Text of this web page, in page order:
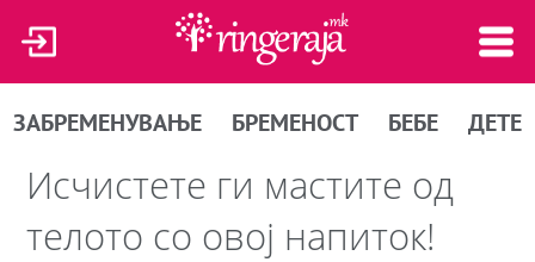
ЗАБРЕМЕНУВАЊЕ БРЕМЕНОСТ БЕБЕ ДЕТЕ
Исчистете ги мастите од
телото со овој напиток!